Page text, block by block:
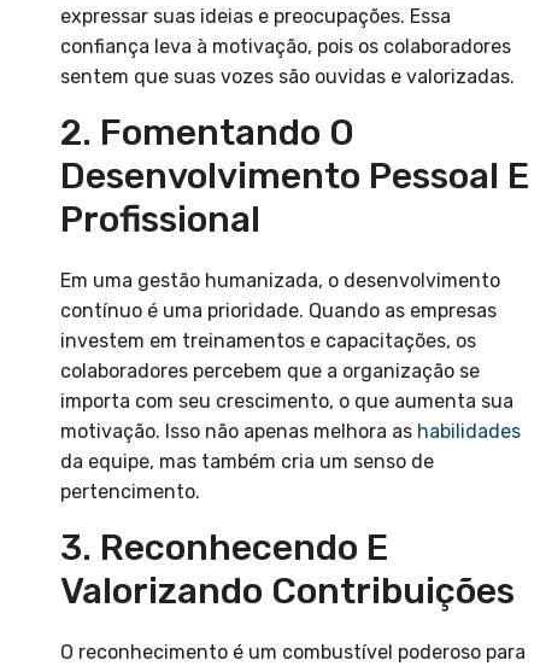
expressar suas ideias e preocupações. Essa
confiança leva à motivação, pois os colaboradores
sentem que suas vozes são ouvidas e valorizadas.
2. Fomentando O
Desenvolvimento Pessoal E
Profissional
Em uma gestão humanizada, o desenvolvimento
contínuo é uma prioridade. Quando as empresas
investem em treinamentos e capacitações, os
colaboradores percebem que a organização se
importa com seu crescimento, o que aumenta sua
motivação. Isso não apenas melhora as habilidades
da equipe, mas também cria um senso de
pertencimento.
3. Reconhecendo E
Valorizando Contribuições
O reconhecimento é um combustível poderoso para